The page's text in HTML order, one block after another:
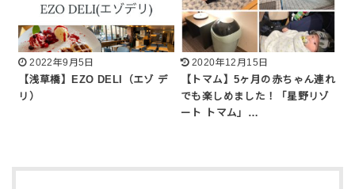
2022年9月5日
【浅草橋】EZO DELI（エゾ デ
リ）
2020年12月15日
【トマム】5ヶ月の赤ちゃん連れ
でも楽しめました！「星野リゾ
ート トマム」…